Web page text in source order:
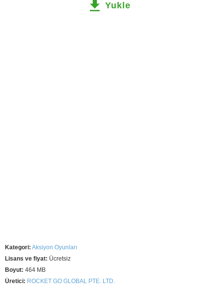
Yukle
Kategori: Aksiyon Oyunları
Lisans ve fiyat: Ücretsiz
Boyut: 464 MB
Üretici: ROCKET GO GLOBAL PTE. LTD.